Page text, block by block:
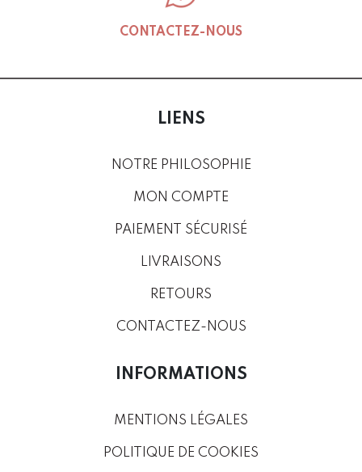
CONTACTEZ-NOUS
LIENS
NOTRE PHILOSOPHIE
MON COMPTE
PAIEMENT SÉCURISÉ
LIVRAISONS
RETOURS
CONTACTEZ-NOUS
INFORMATIONS
MENTIONS LÉGALES
POLITIQUE DE COOKIES